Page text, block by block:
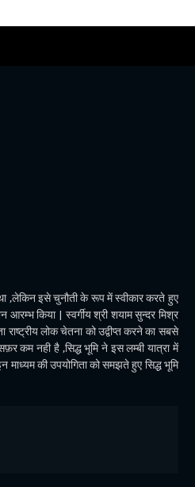
,लेकिन इसे चुनौती के रूप में स्वीकार करते हुए
आरम्भ किया | स्वर्गीय श्री शयाम सुन्दर मिश्र
लोक चेतना को उद्वीप्त करने का सबसे
कम नही है ,सिद्ध भूमि ने इस लम्बी यात्रा में
की उपयोगिता को समझते हुए सिद्ध भूमि